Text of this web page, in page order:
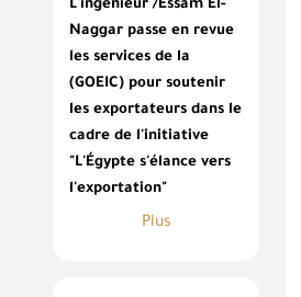
L'ingénieur /Essam El-
Naggar passe en revue
les services de la
(GOEIC) pour soutenir
les exportateurs dans le
cadre de l'initiative
"L'Égypte s'élance vers
l'exportation"
Plus